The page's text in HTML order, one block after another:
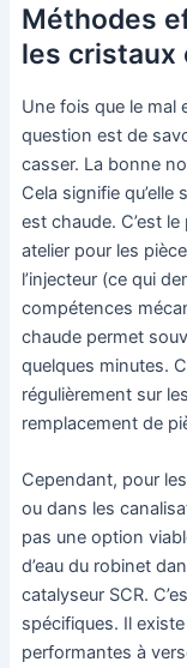
Méthodes
les cristaux
Une fois que le mal
question est de
casser. La bonne
Cela signifie qu’elle
est chaude. C’est
atelier pour les
l’injecteur (ce qui
compétences
chaude permet
quelques minutes.
régulièrement sur
remplacement de
Cependant, pour
ou dans les
pas une option
d’eau du robinet
catalyseur SCR.
spécifiques. Il
performantes à